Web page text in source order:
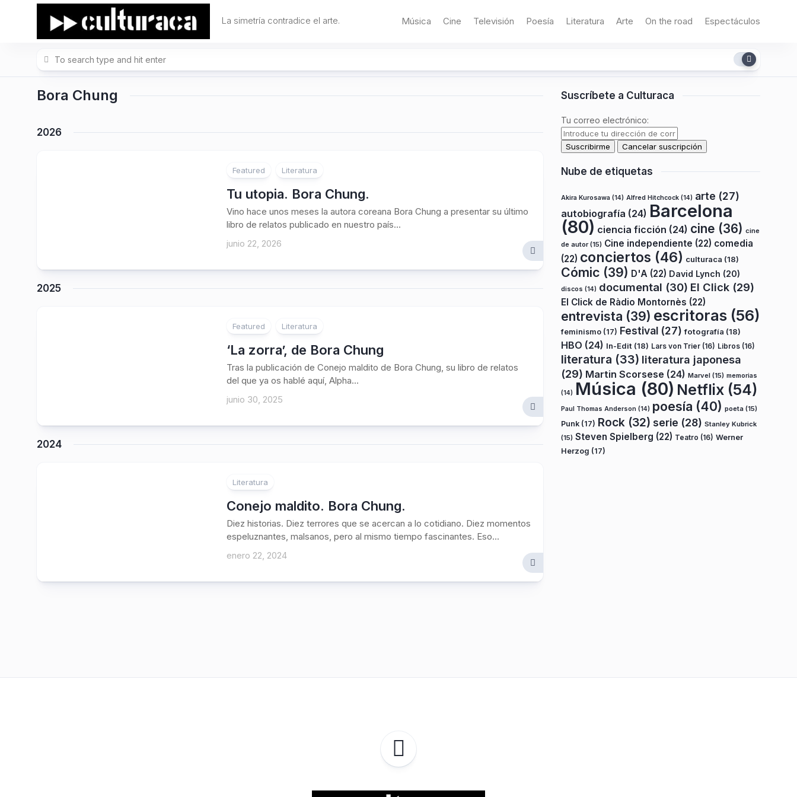
La simetría contradice el arte. Música Cine Televisión Poesía Literatura Arte On the road Espectáculos
Bora Chung
2026
Featured Literatura
Tu utopia. Bora Chung.
Vino hace unos meses la autora coreana Bora Chung a presentar su último
libro de relatos publicado en nuestro país...
junio 22, 2026
2025
Featured Literatura
‘La zorra’, de Bora Chung
Tras la publicación de Conejo maldito de Bora Chung, su libro de relatos
del que ya os hablé aquí, Alpha...
junio 30, 2025
2024
Literatura
Conejo maldito. Bora Chung.
Diez historias. Diez terrores que se acercan a lo cotidiano. Diez momentos
espeluznantes, malsanos, pero al mismo tiempo fascinantes. Eso...
enero 22, 2024
Suscríbete a Culturaca
Tu correo electrónico:
Nube de etiquetas
Akira Kurosawa (14) Alfred Hitchcock (14) arte (27)
autobiografía (24) Barcelona
(80) ciencia ficción (24) cine (36) cine
de autor(15) Cine independiente (22) comedia
(22) conciertos (46) culturaca (18)
Cómic (39) D'A (22) David Lynch (20)
discos (14) documental (30) El Click (29)
El Click de Ràdio Montornès (22)
entrevista (39) escritoras (56)
feminismo (17) Festival (27) fotografía (18)
HBO (24) In-Edit (18) Lars von Trier (16) Libros (16)
literatura (33) literatura japonesa
(29) Martin Scorsese (24) Marvel (15) memorias
(14) Música (80) Netflix (54)
Paul Thomas Anderson (14) poesía (40) poeta (15)
Punk (17) Rock (32) serie (28) Stanley Kubrick
(15) Steven Spielberg (22) Teatro (16) Werner
Herzog (17)